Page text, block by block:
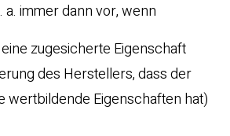
a. immer dann vor, wenn
zugesicherte Eigenschaft
des Herstellers, dass der
wertbildende Eigenschaften hat)